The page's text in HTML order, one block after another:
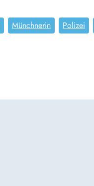
Münchnerin Polizei